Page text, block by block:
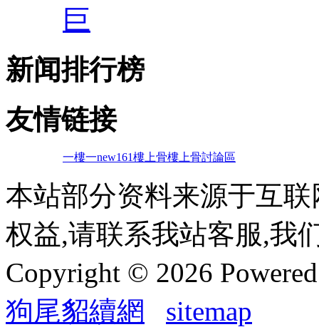
巨
新闻排行榜
友情链接
一樓一new161樓上骨樓上骨討論區
本站部分资料来源于互
权益,请联系我站客服,我
Copyright © 2026
狗尾貂續網
sitemap